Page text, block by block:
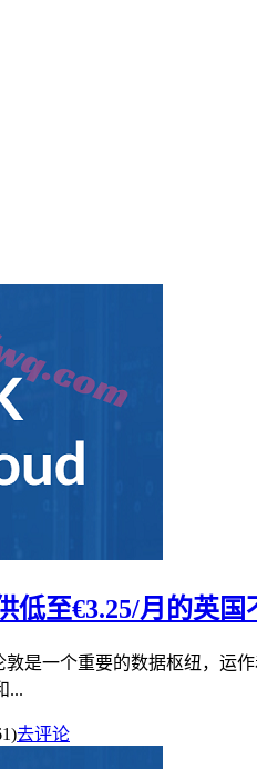
低至€3.25/月的英国
是一个重要的数据枢纽，运
...
去评论